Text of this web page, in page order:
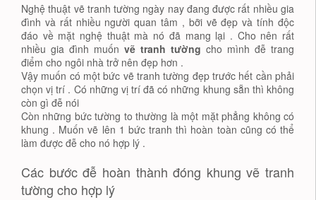
Nghệ thuật vẽ tranh tường ngày nay đang được rất nhiều gia
đình và rất nhiều người quan tâm , bỡi vẽ đẹp và tính độc
đáo về mặt nghệ thuật mà nó đã mang lại . Cho nên rất
nhiều gia đình muốn vẽ tranh tường cho mình đễ trang
điểm cho ngôi nhà trở nên đẹp hơn .
Vậy muốn có một bức vẽ tranh tường đẹp trước hết cần phải
chọn vị trí . Có những vị trí đã có những khung sẵn thì không
còn gì đễ nói
Còn những bức tường to thường là một mặt phẳng không có
khung . Muốn vẽ lên 1 bức tranh thì hoàn toàn cũng có thể
làm được đễ cho nó hợp lý .
Các bước đễ hoàn thành đóng khung vẽ tranh
tường cho hợp lý